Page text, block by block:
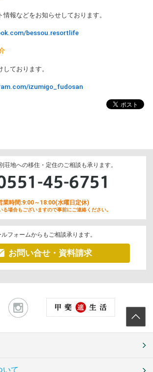
報などをお知らせしております。
bessou.resortlife
ております。
izumigo_fudosan
荘地への移住・定住のご相談も承ります。
業時間:9:00～18:00(水曜日定休)
る場合もございますので事前にご連絡ください。
ルフォームからもご相談承ります。
お問い合せ・資料請求
いて